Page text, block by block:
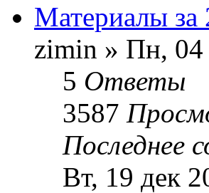
Материалы за
zimin » Пн, 04
5 Ответы
3587
Последнее
Вт, 19 дек